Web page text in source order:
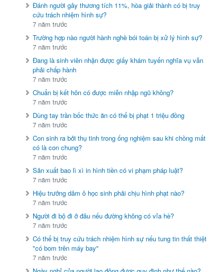
Đánh người gây thương tích 11%, hòa giải thành có bị truy
cứu trách nhiệm hình sự?
7 năm trước
Trường hợp nào người hành nghề bói toán bị xử lý hình sự?
7 năm trước
Đang là sinh viên nhận được giấy khám tuyển nghĩa vụ vẫn
phải chấp hành
7 năm trước
Chuẩn bị kết hôn có được miễn nhập ngũ không?
7 năm trước
Dùng tay trần bốc thức ăn có thể bị phạt 1 triệu đồng
7 năm trước
Con sinh ra bởi thụ tinh trong ống nghiệm sau khi chồng mất
có là con chung?
7 năm trước
Sản xuất bao lì xì in hình tiền có vi phạm pháp luật?
7 năm trước
Hiệu trưởng dâm ô học sinh phải chịu hình phạt nào?
7 năm trước
Người đi bộ đi ở đâu nếu đường không có vỉa hè?
7 năm trước
Có thể bị truy cứu trách nhiệm hình sự nếu tung tin thất thiệt
"có bom trên máy bay"
7 năm trước